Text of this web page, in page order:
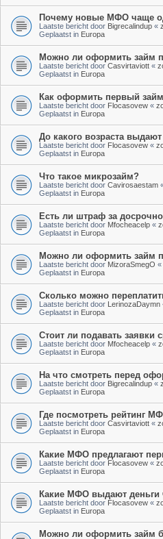
Почему новые МФО чаще
Laatste bericht door Bigrecalindup «
Geplaatst in Europa
Можно ли оформить займ
Laatste bericht door Casvirtaviott «
Geplaatst in Europa
Как оформить первый
Laatste bericht door Flocasovew «
Geplaatst in Europa
До какого возраста
Laatste bericht door Flocasovew «
Geplaatst in Europa
Что такое микрозайм?
Laatste bericht door Cavirosaestam
Geplaatst in Europa
Есть ли штраф за
Laatste bericht door Mfocheacelp «
Geplaatst in Europa
Можно ли оформить займ
Laatste bericht door MizoraSmegO «
Geplaatst in Europa
Сколько можно
Laatste bericht door LerinozaDaymn
Geplaatst in Europa
Стоит ли подавать заявки
Laatste bericht door Mfocheacelp «
Geplaatst in Europa
На что смотреть перед
Laatste bericht door Bigrecalindup «
Geplaatst in Europa
Где посмотреть рейтинг
Laatste bericht door Casvirtaviott «
Geplaatst in Europa
Какие МФО предлагают
Laatste bericht door Flocasovew «
Geplaatst in Europa
Какие МФО выдают деньги
Laatste bericht door Flocasovew «
Geplaatst in Europa
Можно ли оформить займ